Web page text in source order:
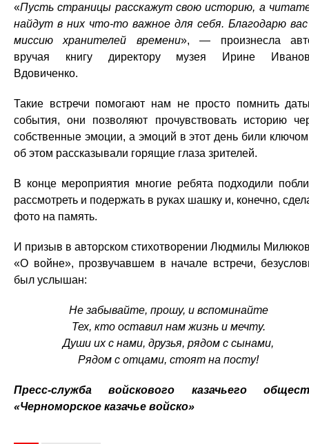
«Пусть страницы расскажут свою историю, а
найдут в них что-то важное для себя. Благодарю вас
миссию хранителей времени», — произнесла
вручая книгу директору музея Ирине
Вдовиченко.
Такие встречи помогают нам не просто помнить
события, они позволяют прочувствовать историю
собственные эмоции, а эмоций в этот день били
об этом рассказывали горящие глаза зрителей.
В конце мероприятия многие ребята подходили
рассмотреть и подержать в руках шашку и, конечно,
фото на память.
И призыв в авторском стихотворении Людмилы
«О войне», прозвучавшем в начале встречи,
был услышан:
Не забывайте, прошу, и вспоминайте
Тех, кто оставил нам жизнь и мечту.
Души их с нами, друзья, рядом с сынами,
Рядом с отцами, стоят на посту!
Пресс-служба войскового казачьего
«Черноморское казачье войско»